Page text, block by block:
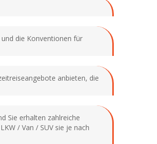
die Konventionen für
anbieten, die
Sie erhalten zahlreiche
/ Van / SUV sie je nach